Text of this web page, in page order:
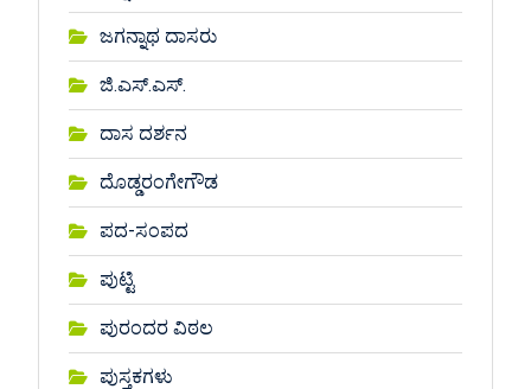
ಜಗನ್ನಾಥ ದಾಸರು
ಜಿ.ಎಸ್.ಎಸ್.
ದಾಸ ದರ್ಶನ
ದೊಡ್ಡರಂಗೇಗೌಡ
ಪದ-ಸಂಪದ
ಪುಟ್ಟಿ
ಪುರಂದರ ವಿಠಲ
ಪುಸ್ತಕಗಳು